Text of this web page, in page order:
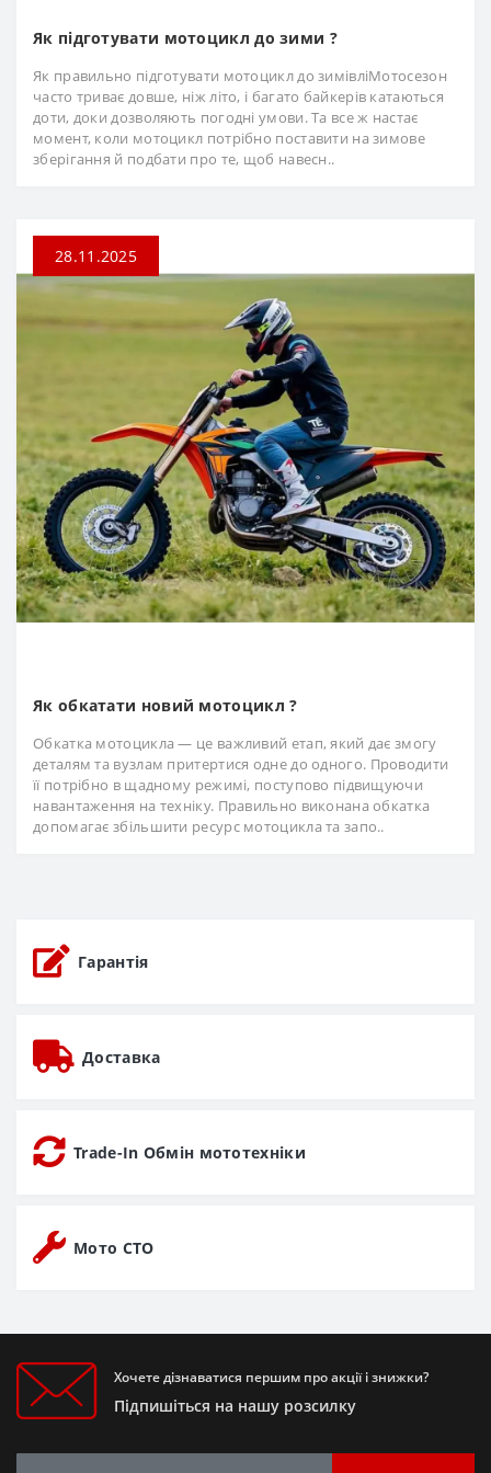
Як підготувати мотоцикл до зими ?
Як правильно підготувати мотоцикл до зимівліМотосезон
часто триває довше, ніж літо, і багато байкерів катаються
доти, доки дозволяють погодні умови. Та все ж настає
момент, коли мотоцикл потрібно поставити на зимове
зберігання й подбати про те, щоб навесн..
28.11.2025
Як обкатати новий мотоцикл ?
Обкатка мотоцикла — це важливий етап, який дає змогу
деталям та вузлам притертися одне до одного. Проводити
її потрібно в щадному режимі, поступово підвищуючи
навантаження на техніку. Правильно виконана обкатка
допомагає збільшити ресурс мотоцикла та запо..
Гарантія
Доставка
Trade-In Обмін мототехніки
Мото СТО
Хочете дізнаватися першим про акції і знижки?
Підпишіться на нашу розсилку